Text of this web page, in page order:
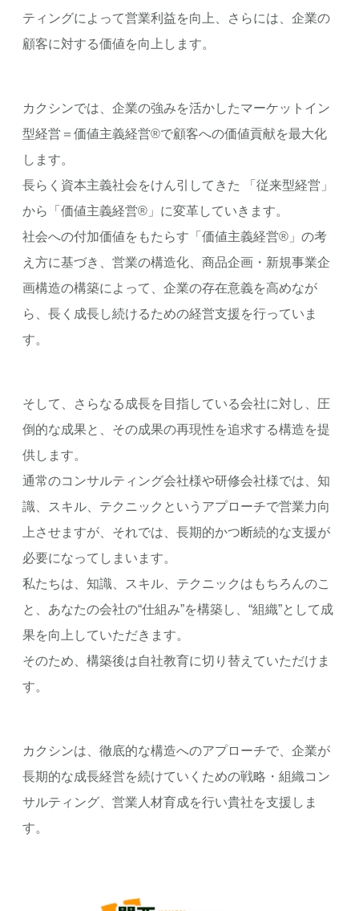
ティングによって営業利益を向上、さらには、企業の
顧客に対する価値を向上します。
カクシンでは、企業の強みを活かしたマーケットイン
型経営＝価値主義経営®で顧客への価値貢献を最大化
します。
長らく資本主義社会をけん引してきた 「従来型経営」
から「価値主義経営®」に変革していきます。
社会への付加価値をもたらす「価値主義経営®」の考
え方に基づき、営業の構造化、商品企画・新規事業企
画構造の構築によって、企業の存在意義を高めなが
ら、長く成長し続けるための経営支援を行っていま
す。
そして、さらなる成長を目指している会社に対し、圧
倒的な成果と、その成果の再現性を追求する構造を提
供します。
通常のコンサルティング会社様や研修会社様では、知
識、スキル、テクニックというアプローチで営業力向
上させますが、それでは、長期的かつ断続的な支援が
必要になってしまいます。
私たちは、知識、スキル、テクニックはもちろんのこ
と、あなたの会社の“仕組み”を構築し、“組織”として成
果を向上していただきます。
そのため、構築後は自社教育に切り替えていただけま
す。
カクシンは、徹底的な構造へのアプローチで、企業が
長期的な成長経営を続けていくための戦略・組織コン
サルティング、営業人材育成を行い貴社を支援しま
す。